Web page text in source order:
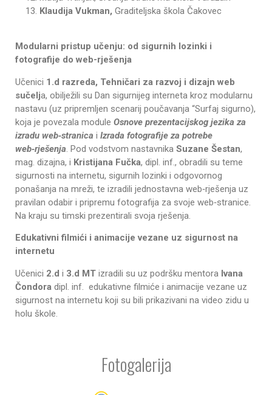
Klaudija Vukman, Graditeljska škola Čakovec
Modularni pristup učenju: od sigurnih lozinki i
fotografije do web-rješenja
Učenici 1.d razreda, Tehničari za razvoj i dizajn web
sučelja, obilježili su Dan sigurnijeg interneta kroz modularnu
nastavu (uz pripremljen scenarij poučavanja “Surfaj sigurno),
koja je povezala module Osnove prezentacijskog jezika za
izradu web‑stranica i Izrada fotografije za potrebe
web‑rješenja. Pod vodstvom nastavnika Suzane Šestan,
mag. dizajna, i Kristijana Fučka, dipl. inf., obradili su teme
sigurnosti na internetu, sigurnih lozinki i odgovornog
ponašanja na mreži, te izradili jednostavna web‑rješenja uz
pravilan odabir i pripremu fotografija za svoje web‑stranice.
Na kraju su timski prezentirali svoja rješenja.
Edukativni filmići i animacije vezane uz sigurnost na
internetu
Učenici 2.d i 3.d MT izradili su uz podršku mentora Ivana
Čondora dipl. inf. edukativne filmiće i animacije vezane uz
sigurnost na internetu koji su bili prikazivani na video zidu u
holu škole.
Fotogalerija